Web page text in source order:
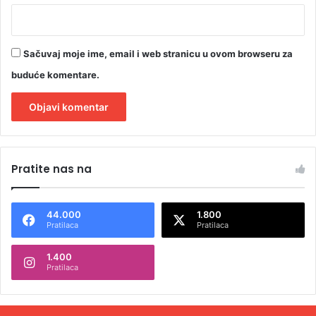
Sačuvaj moje ime, email i web stranicu u ovom browseru za
buduće komentare.
t
n
t
Pratite nas na
44.000
Pratilaca
1.800
Pratilaca
1.400
Pratilaca